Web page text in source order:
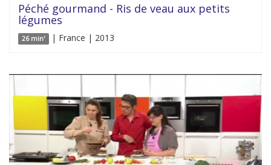
Péché gourmand - Ris de veau aux petits
légumes
26 min' | France | 2013